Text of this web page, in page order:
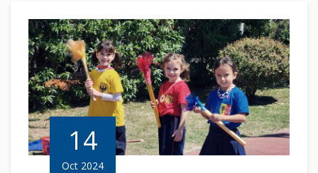
14
Oct 2024